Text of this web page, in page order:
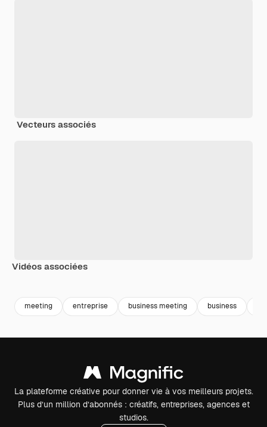
Vecteurs associés
Vidéos associées
meeting entreprise business meeting business
La plateforme créative pour donner vie à vos meilleurs projets.
Plus d’un million d’abonnés : créatifs, entreprises, agences et
studios.